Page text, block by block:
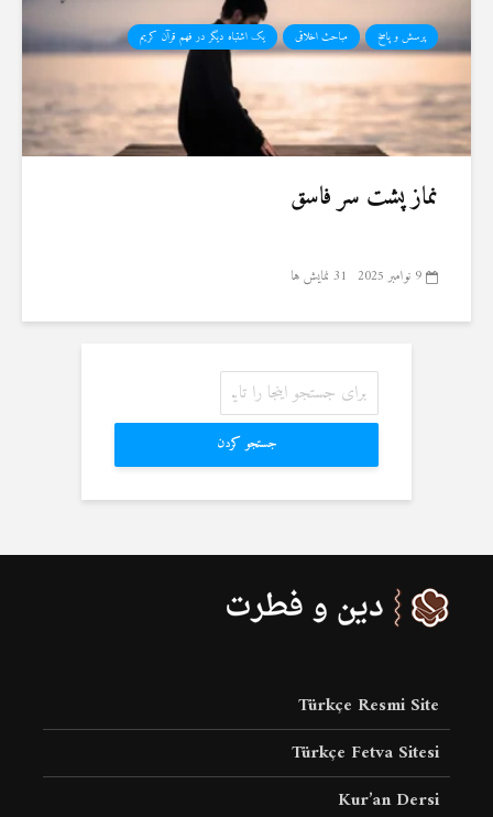
پرسش و پاسخ مباحث اخلاقی یک اشتباه دیگر در فهم قرآن کریم
نماز پشت سر فاسق
9 نوامبر 2025 31 نمایش ها
جستجو کردن
Türkçe Resmi Site
Türkçe Fetva Sitesi
Kur’an Dersi